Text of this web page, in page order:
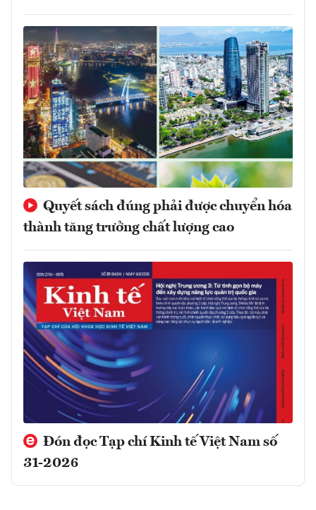
Quyết sách đúng phải được chuyển hóa
thành tăng trưởng chất lượng cao
Đón đọc Tạp chí Kinh tế Việt Nam số
31-2026